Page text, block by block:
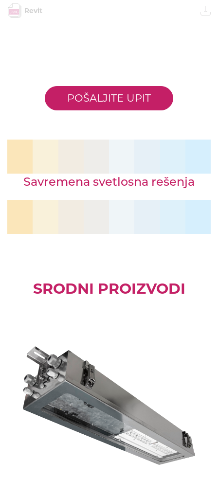
Revit
POŠALJITE UPIT
Savremena svetlosna rešenja
SRODNI PROIZVODI